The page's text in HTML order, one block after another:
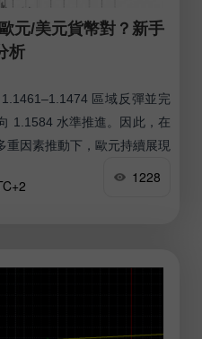
元/美元貨幣對？新手
析
區域反彈並完
1.1584 水準推進。因此，在
重因素推動下，歐元持續展現
1228